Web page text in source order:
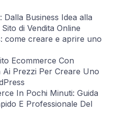
Business Idea alla
di Vendita Online
come creare e aprire uno
Ecommerce Con
Ai Prezzi Per Creare Uno
In Pochi Minuti: Guida
E Professionale Del